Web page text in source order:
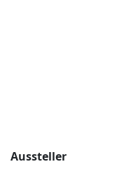
Aussteller